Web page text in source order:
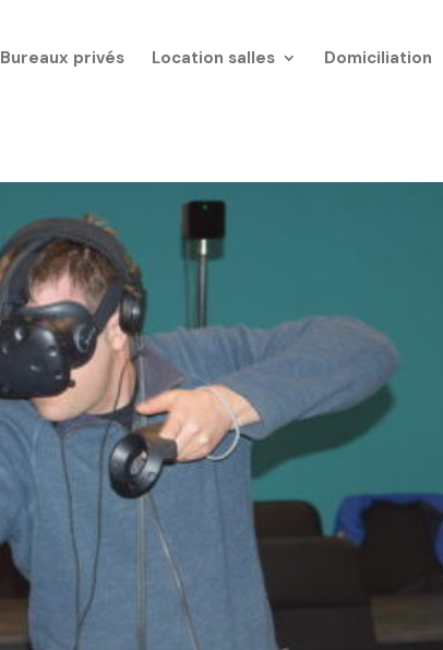
Bureaux privés Location salles Domiciliation